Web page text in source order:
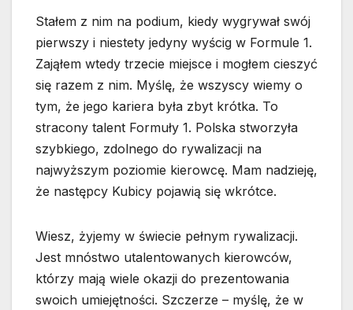
Stałem z nim na podium, kiedy wygrywał swój
pierwszy i niestety jedyny wyścig w Formule 1.
Zająłem wtedy trzecie miejsce i mogłem cieszyć
się razem z nim. Myślę, że wszyscy wiemy o
tym, że jego kariera była zbyt krótka. To
stracony talent Formuły 1. Polska stworzyła
szybkiego, zdolnego do rywalizacji na
najwyższym poziomie kierowcę. Mam nadzieję,
że następcy Kubicy pojawią się wkrótce.
Wiesz, żyjemy w świecie pełnym rywalizacji.
Jest mnóstwo utalentowanych kierowców,
którzy mają wiele okazji do prezentowania
swoich umiejętności. Szczerze – myślę, że w